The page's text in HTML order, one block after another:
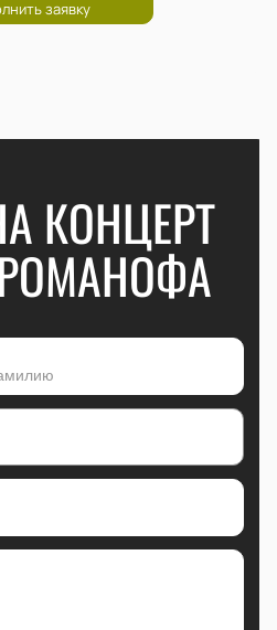
КОНЦЕРТ